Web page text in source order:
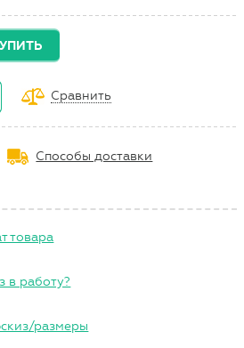
Сравнить
Способы доставки
товара
в работу?
размеры